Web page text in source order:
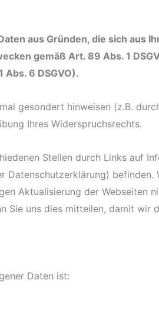
aus Gründen, die sich aus
gemäß Art. 89 Abs. 1
6 DSGVO).
gesondert hinweisen (z.B.
Ihres Widerspruchsrechts.
Stellen durch Links auf
Datenschutzerklärung)
Aktualisierung der Webseiten
Sie uns dies mitteilen, damit wir
Daten ist: